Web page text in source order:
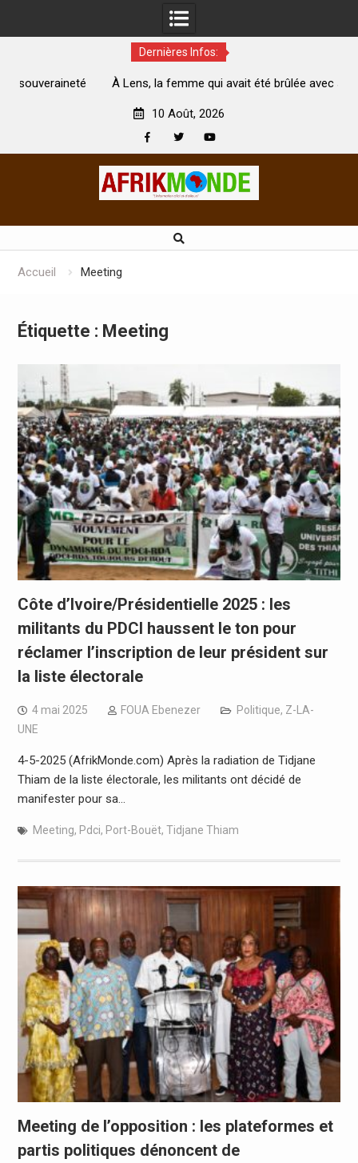
Dernières Infos:
À Lens, la femme qui avait été brûlée avec son bébé par
10 Août, 2026
Accueil Meeting
Étiquette : Meeting
Côte d’Ivoire/Présidentielle 2025 : les
militants du PDCI haussent le ton pour
réclamer l’inscription de leur président sur
la liste électorale
4 mai 2025 FOUA Ebenezer Politique, Z-LA-
UNE
4-5-2025 (AfrikMonde.com) Après la radiation de Tidjane
Thiam de la liste électorale, les militants ont décidé de
manifester pour sa…
Meeting, Pdci, Port-Bouët, Tidjane Thiam
Meeting de l’opposition : les plateformes et
partis politiques dénoncent de